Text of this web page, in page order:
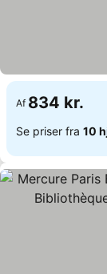
Af 834 kr.
Se priser fra 10